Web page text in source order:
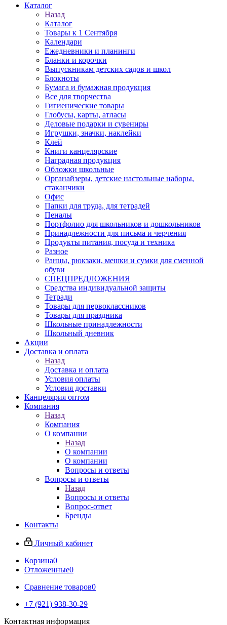
Каталог
Назад
Каталог
Товары к 1 Сентября
Календари
Ежедневники и планинги
Бланки и корочки
Выпускникам детских садов и школ
Блокноты
Бумага и бумажная продукция
Все для творчества
Гигиенические товары
Глобусы, карты, атласы
Деловые подарки и сувениры
Игрушки, значки, наклейки
Клей
Книги канцелярские
Наградная продукция
Обложки школьные
Органайзеры, детские настольные наборы,
стаканчики
Офис
Папки для труда, для тетрадей
Пеналы
Портфолио для школьников и дошкольников
Принадлежности для письма и черчения
Продукты питания, посуда и техника
Разное
Ранцы, рюкзаки, мешки и сумки для сменной
обуви
СПЕЦПРЕДЛОЖЕНИЯ
Средства индивидуальной защиты
Тетради
Товары для первоклассников
Товары для праздника
Школьные принадлежности
Школьный дневник
Акции
Доставка и оплата
Назад
Доставка и оплата
Условия оплаты
Условия доставки
Канцелярия оптом
Компания
Назад
Компания
О компании
Назад
О компании
О компании
Вопросы и ответы
Вопросы и ответы
Назад
Вопросы и ответы
Вопрос-ответ
Бренды
Контакты
Личный кабинет
Корзина0
Отложенные0
Сравнение товаров0
+7 (921) 938-30-29
Контактная информация